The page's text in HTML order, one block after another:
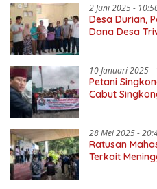
2 Juni 2025 -
Desa Durian,
Dana Desa
10 Januari 2025 -
Petani
Cabut
28 Mei 2025 -
Ratusan
Terkait